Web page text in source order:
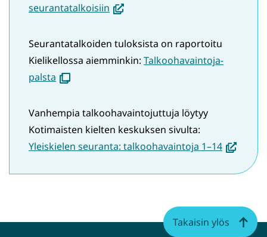
seurantatalkoisiin (avautuu
ikkunaan,
siirryt
Seurantatalkoiden tuloksista on raportoitu
Kielikellossa aiemminkin: Talkoohavaintoja-
palsta (avautuu
ikkunaan)
Vanhempia talkoohavaintojuttuja löytyy
Kotimaisten kielten keskuksen sivulta: ​​​​​​​
Yleiskielen seuranta: talkoohavaintoja 1–14(avautuu
uuteen
toiseen
Takaisin ylös